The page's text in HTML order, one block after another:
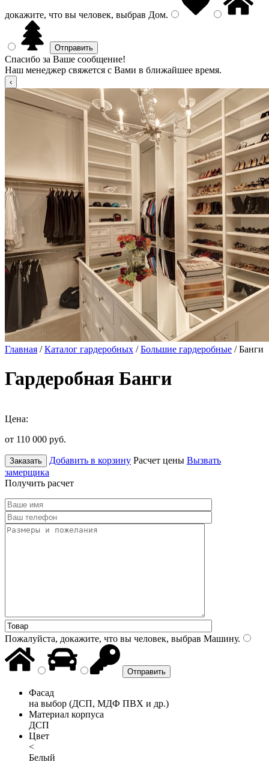
докажите, что вы человек, выбрав Дом.
Спасибо за Ваше сообщение!
Наш менеджер свяжется с Вами в ближайшее время.
Главная /Каталог гардеробных /Большие гардеробные / Банги
Гардеробная Банги
Цена:
от 110 000 руб.
Заказать Добавить в корзину Расчет цены Вызвать
замерщика
Получить расчет
Пожалуйста, докажите, что вы человек, выбрав Машину.
Фасад
на выбор (ДСП, МДФ ПВХ и др.)
Материал корпуса
ДСП
Цвет
<
Белый